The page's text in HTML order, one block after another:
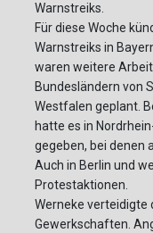
Warnstreiks.
Für diese Woche
Warnstreiks in
waren weitere
Bundesländern von
Westfalen geplant.
hatte es in
gegeben, bei denen
Auch in Berlin und
Protestaktionen.
Werneke verteidigte
Gewerkschaften.